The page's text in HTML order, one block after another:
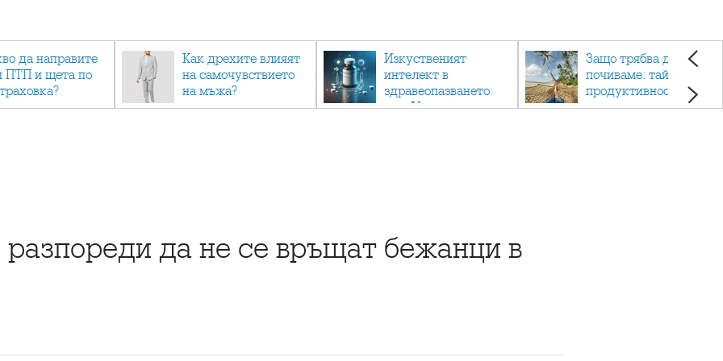
да направите
ПТП и щета по
Как дрехите влияят
на самочувствието
на мъжа?
Изкуственият
интелект в
здравеопазването:
как AI променя
Защо трябва да си
почиваме: тайната на
продуктивността,
здравето и добрия
да не се връщат бежанци в